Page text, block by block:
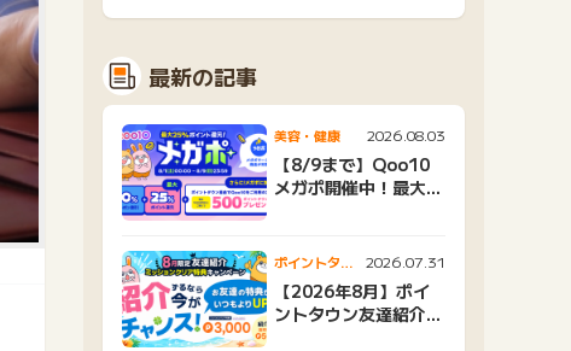
最新の記事
美容・健康 2026.08.03
【8/9まで】Qoo10
メガポ開催中！最大
ポイントタウ
ンニュース
2026.07.31
【2026年8月】ポイ
ントタウン友達紹介キ